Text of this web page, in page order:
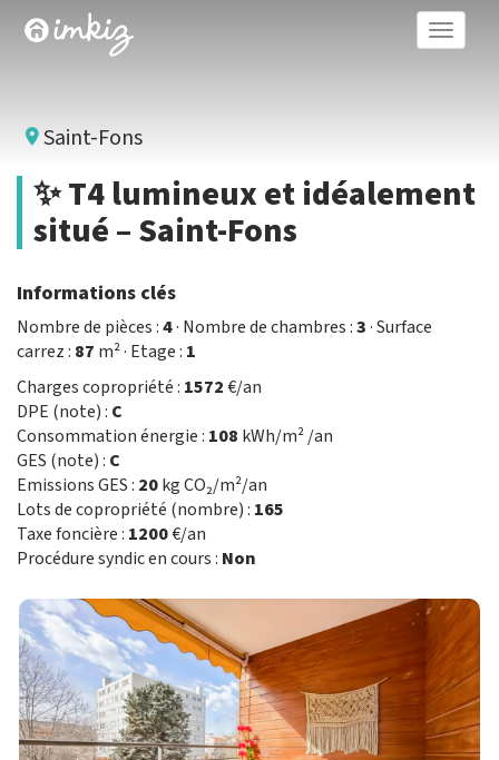
Toggle
Saint-Fons
✨ T4 lumineux et idéalement
situé – Saint-Fons
Informations clés
Nombre de pièces :4· Nombre de chambres :3· Surface
carrez : 87 m² · Etage : 1
Charges copropriété : 1572€/an
DPE (note) : C
Consommation énergie : 108 kWh/m² /an
GES (note) : C
Emissions GES : 20kg CO₂/m²/an
Lots de copropriété (nombre) : 165
Taxe foncière : 1200€/an
Procédure syndic en cours : Non